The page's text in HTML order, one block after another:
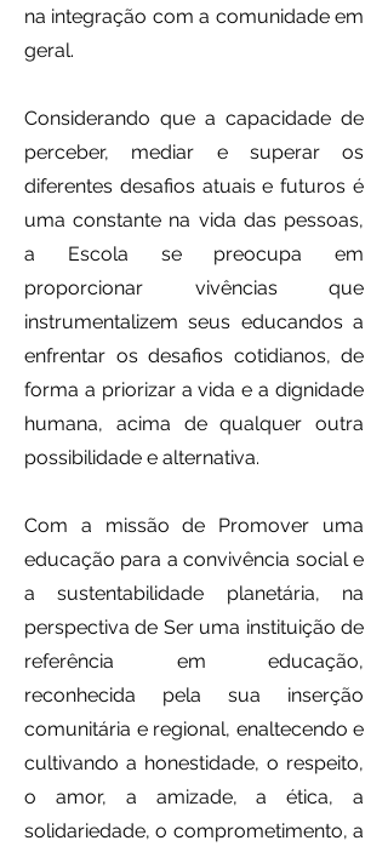
na integração com a comunidade em
geral.
Considerando que a capacidade de
perceber, mediar e superar os
diferentes desafios atuais e futuros é
uma constante na vida das pessoas,
a Escola se preocupa em
proporcionar vivências que
instrumentalizem seus educandos a
enfrentar os desafios cotidianos, de
forma a priorizar a vida e a dignidade
humana, acima de qualquer outra
possibilidade e alternativa.
Com a missão de Promover uma
educação para a convivência social e
a sustentabilidade planetária, na
perspectiva de Ser uma instituição de
referência em educação,
reconhecida pela sua inserção
comunitária e regional, enaltecendo e
cultivando a honestidade, o respeito,
o amor, a amizade, a ética, a
solidariedade, o comprometimento, a